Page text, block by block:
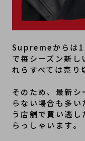
Supremeからは
で毎シーズン新し
れらすべては売り
そのため、最新シ
らない場合も多
う店舗で買い逃
らっしゃいます。